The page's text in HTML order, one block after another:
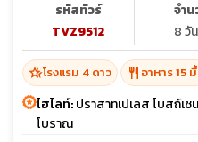
รหัสทัวร์
TVZ9512
จำ
8 วั
hotel_classโรงแรม 4 ดาว restaurant อาหาร 15
ไฮไลท์:ปราสาทเปเลส โบสถ์เซ
โบราณ